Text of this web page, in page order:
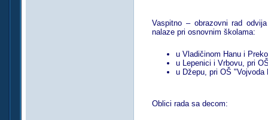
Vaspitno – obrazovni rad
nalaze pri osnovnim školama:
u Vladičinom Hanu i
u Lepenici i Vrbovu, pri
u Džepu, pri OŠ "Vojvoda
Oblici rada sa decom: